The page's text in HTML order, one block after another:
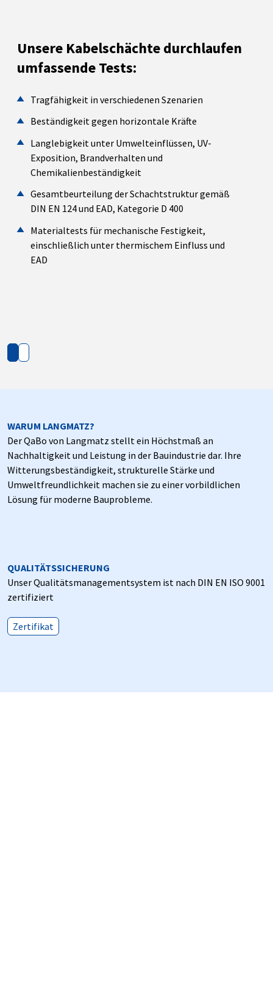
Unsere Kabelschächte durchlaufen
umfassende Tests:
Tragfähigkeit in verschiedenen Szenarien
Beständigkeit gegen horizontale Kräfte
Langlebigkeit unter Umwelteinflüssen, UV-
Exposition, Brandverhalten und
Chemikalienbeständigkeit
Gesamtbeurteilung der Schachtstruktur gemäß
DIN EN 124 und EAD, Kategorie D 400
Materialtests für mechanische Festigkeit,
einschließlich unter thermischem Einfluss und
EAD
WARUM LANGMATZ?
Der QaBo von Langmatz stellt ein Höchstmaß an
Nachhaltigkeit und Leistung in der Bauindustrie dar. Ihre
Witterungsbeständigkeit, strukturelle Stärke und
Umweltfreundlichkeit machen sie zu einer vorbildlichen
Lösung für moderne Bauprobleme.
QUALITÄTSSICHERUNG
Unser Qualitätsmanagementsystem ist nach DIN EN ISO 9001
zertifiziert
Zertifikat